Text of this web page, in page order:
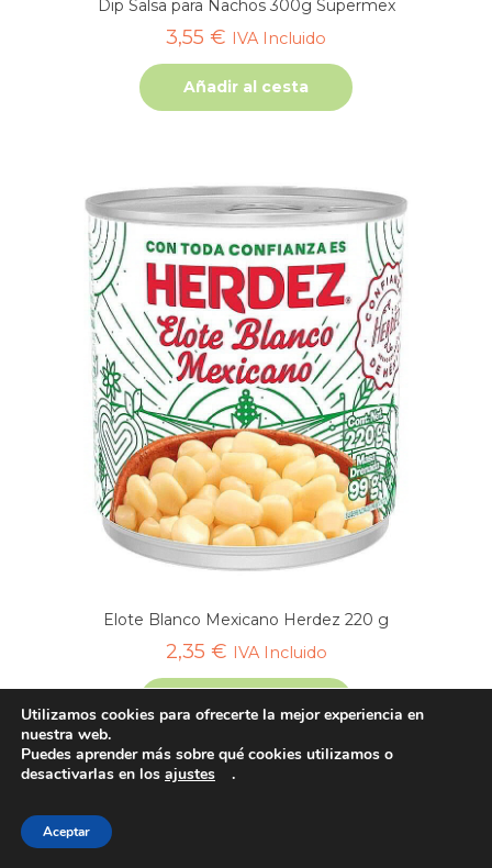
Dip Salsa para Nachos 300g Supermex
3,55 € IVA Incluido
Añadir al cesta
Elote Blanco Mexicano Herdez 220 g
2,35 € IVA Incluido
Utilizamos cookies para ofrecerte la mejor experiencia en
nuestra web.
Puedes aprender más sobre qué cookies utilizamos o
desactivarlas en los ajustes .
Aceptar